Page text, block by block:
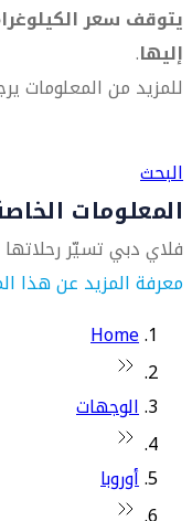
يتوقف سعر
إليها.
للمزيد من المعلومات
البحث
المعلومات
فلاي دبي تسيّر
معرفة المزيد عن هذا
Home
الوجهات
أوروبا